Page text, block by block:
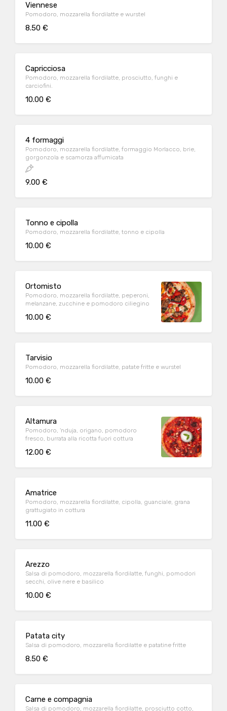
Viennese
Pomodoro, mozzarella fiordilatte e wurstel
8.50 €
Capricciosa
Pomodoro, mozzarella fiordilatte, prosciutto, funghi e
carciofini.
10.00 €
4 formaggi
Pomodoro, mozzarella fiordilatte, formaggio Morlacco, brie,
gorgonzola e scamorza affumicata
9.00 €
Tonno e cipolla
Pomodoro, mozzarella fiordilatte, tonno e cipolla
10.00 €
Ortomisto
Pomodoro, mozzarella fiordilatte, peperoni,
melanzane, zucchine e pomodoro ciliegino
10.00 €
Tarvisio
Pomodoro, mozzarella fiordilatte, patate fritte e wurstel
10.00 €
Altamura
Pomodoro, 'nduja, origano, pomodoro
fresco, burrata alla ricotta fuori cottura
12.00 €
Amatrice
Pomodoro, mozzarella fiordilatte, cipolla, guanciale, grana
grattugiato in cottura
11.00 €
Arezzo
Salsa di pomodoro, mozzarella fiordilatte, funghi, pomodori
secchi, olive nere e basilico
10.00 €
Patata city
Salsa di pomodoro, mozzarella fiordilatte e patatine fritte
8.50 €
Carne e compagnia
Salsa di pomodoro, mozzarella fiordilatte, prosciutto cotto,